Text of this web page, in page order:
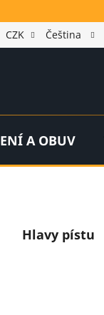
CZK Čeština
A OBUV
Hlavy pístu